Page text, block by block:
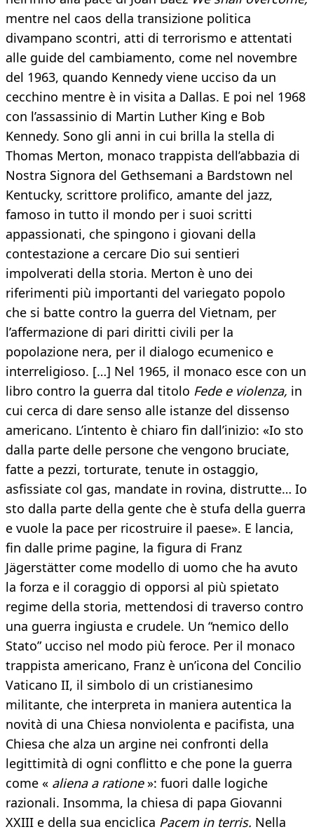
mentre nel caos della transizione politica
divampano scontri, atti di terrorismo e attentati
alle guide del cambiamento, come nel novembre
del 1963, quando Kennedy viene ucciso da un
cecchino mentre è in visita a Dallas. E poi nel 1968
con l’assassinio di Martin Luther King e Bob
Kennedy. Sono gli anni in cui brilla la stella di
Thomas Merton, monaco trappista dell’abbazia di
Nostra Signora del Gethsemani a Bardstown nel
Kentucky, scrittore prolifico, amante del jazz,
famoso in tutto il mondo per i suoi scritti
appassionati, che spingono i giovani della
contestazione a cercare Dio sui sentieri
impolverati della storia. Merton è uno dei
riferimenti più importanti del variegato popolo
che si batte contro la guerra del Vietnam, per
l’affermazione di pari diritti civili per la
popolazione nera, per il dialogo ecumenico e
interreligioso. […] Nel 1965, il monaco esce con un
libro contro la guerra dal titolo Fede e violenza, in
cui cerca di dare senso alle istanze del dissenso
americano. L’intento è chiaro fin dall’inizio: «Io sto
dalla parte delle persone che vengono bruciate,
fatte a pezzi, torturate, tenute in ostaggio,
asfissiate col gas, mandate in rovina, distrutte… Io
sto dalla parte della gente che è stufa della guerra
e vuole la pace per ricostruire il paese». E lancia,
fin dalle prime pagine, la figura di Franz
Jägerstätter come modello di uomo che ha avuto
la forza e il coraggio di opporsi al più spietato
regime della storia, mettendosi di traverso contro
una guerra ingiusta e crudele. Un “nemico dello
Stato” ucciso nel modo più feroce. Per il monaco
trappista americano, Franz è un’icona del Concilio
Vaticano II, il simbolo di un cristianesimo
militante, che interpreta in maniera autentica la
novità di una Chiesa nonviolenta e pacifista, una
Chiesa che alza un argine nei confronti della
legittimità di ogni conflitto e che pone la guerra
come « aliena a ratione»: fuori dalle logiche
razionali. Insomma, la chiesa di papa Giovanni
XXIII e della sua enciclica Pacem in terris. Nella